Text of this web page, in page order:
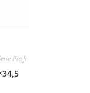
Profi